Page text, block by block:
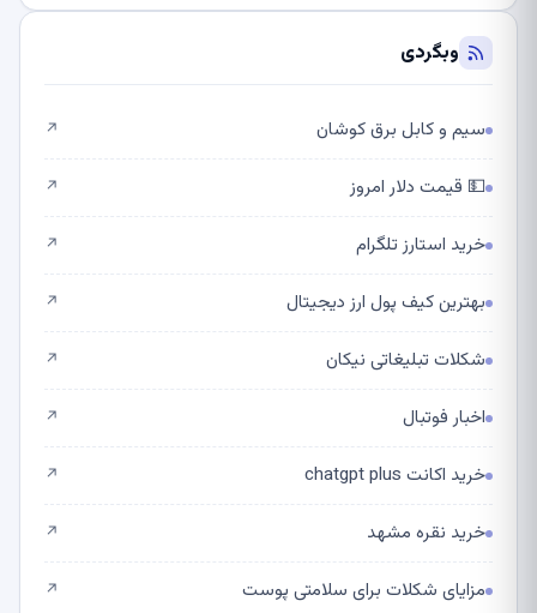
وبگردی
سیم و کابل برق کوشان ↗
💵 قیمت دلار امروز ↗
خرید استارز تلگرام ↗
بهترین کیف پول ارز دیجیتال ↗
شکلات تبلیغاتی نیکان ↗
اخبار فوتبال ↗
خرید اکانت chatgpt plus ↗
خرید نقره مشهد ↗
مزایای شکلات برای سلامتی پوست ↗